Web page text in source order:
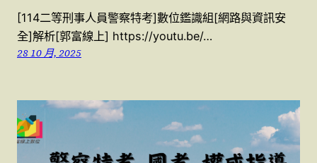
[114二等刑事人員警察特考]數位鑑識組[網路與資訊安
全]解析[郭富線上] https://youtu.be/…
28 10 月, 2025